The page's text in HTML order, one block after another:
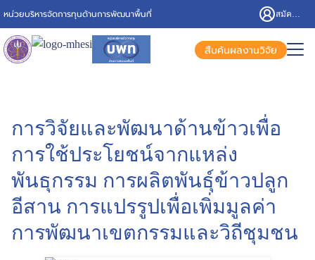
หน่วยบริหารจัดการทุนด้านการพัฒนาพื้นที่
สืบค้นผลงานวิจัย
การวิจัยและพัฒนาด้านข้าวเพื่อ
การใช้ประโยชน์จากแหล่ง
พันธุกรรม การผลิตพันธุ์ข้าวปลูก
อีสาน การแปรรูปเพื่อเพิ่มมูลค่า
การพัฒนาเขตกรรมและวิถีชุมชน